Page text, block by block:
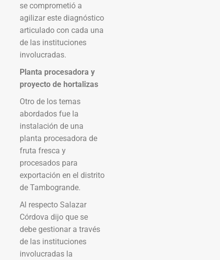
se comprometió a
agilizar este diagnóstico
articulado con cada una
de las instituciones
involucradas.
Planta procesadora y
proyecto de hortalizas
Otro de los temas
abordados fue la
instalación de una
planta procesadora de
fruta fresca y
procesados para
exportación en el distrito
de Tambogrande.
Al respecto Salazar
Córdova dijo que se
debe gestionar a través
de las instituciones
involucradas la